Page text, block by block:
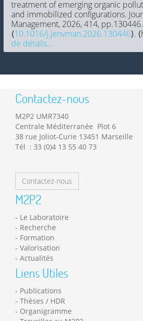
treatment of emerging organic
and immobilized configurations.
Management, 2026, 414, pp.130446.
⟨10.1016/j.jenvman.2026.130446⟩.
de détails...
Contactez-nous
M2P2 UMR7340
Centrale Méditerranée Plot 6
38 rue Joliot-Curie 13451 Marseille
Tél : 33 (0)4 13 55 40 73
Contactez-nous
M2P2
Le Laboratoire
Recherche
Formation
Valorisation
Actualités
Liens Utiles
Publications
Thèses / HDR
Organigramme